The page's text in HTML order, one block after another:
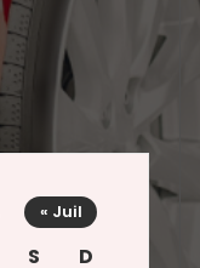
S D
« Juil